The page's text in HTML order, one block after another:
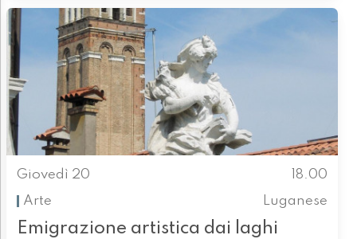
Giovedì 20
18.00
Arte
Luganese
Emigrazione artistica dai laghi